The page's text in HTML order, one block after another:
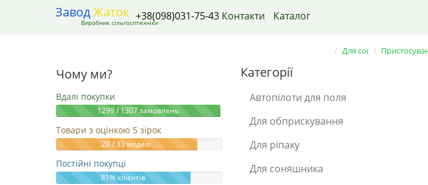
ЗаводЖаток
Виробник сільгосптехніки+38(098)031-75-43 Контакти Каталог
Чому ми?
Вдалі покупки
1299 / 1307 замовлень
Товари з оцінкою 5 зірок
28 / 33 моделі
Постійні покупці
81% клієнтів
Для сої
Категорії
Автопілоти для поля
Для обприскування
Для ріпаку
Для соняшника